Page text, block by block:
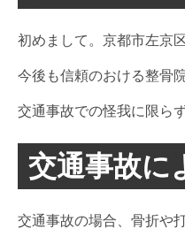
初めまして。京都市左京
今後も信頼のおける整骨
交通事故での怪我に限ら
交通事故に
交通事故の場合、骨折や